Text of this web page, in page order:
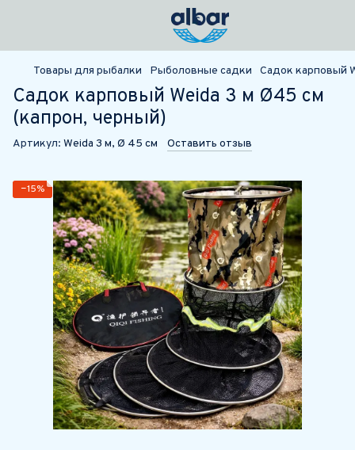
Товары для рыбалки Рыболовные садки Садок карповый
Садок карповый Weida 3 м Ø45 см
(капрон, черный)
Артикул: Weida 3 м, Ø 45 см Оставить отзыв
−15%